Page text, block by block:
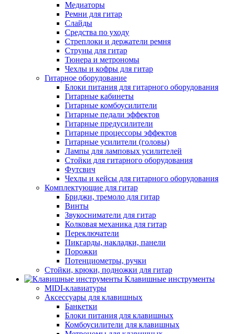
Медиаторы
Ремни для гитар
Слайды
Средства по уходу
Стреплоки и держатели ремня
Струны для гитар
Тюнера и метрономы
Чехлы и кофры для гитар
Гитарное оборудование
Блоки питания для гитарного оборудования
Гитарные кабинеты
Гитарные комбоусилители
Гитарные педали эффектов
Гитарные предусилители
Гитарные процессоры эффектов
Гитарные усилители (головы)
Лампы для ламповых усилителей
Стойки для гитарного оборудования
Футсвич
Чехлы и кейсы для гитарного оборудования
Комплектующие для гитар
Бриджи, тремоло для гитар
Винты
Звукосниматели для гитар
Колковая механика для гитар
Переключатели
Пикгарды, накладки, панели
Порожки
Потенциометры, ручки
Стойки, крюки, подножки для гитар
Клавишные инструменты
MIDI-клавиатуры
Аксессуары для клавишных
Банкетки
Блоки питания для клавишных
Комбоусилители для клавишных